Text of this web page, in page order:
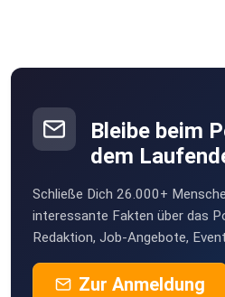
Bleibe beim
dem
Schließe Dich 26.000+
interessante Fakten über das
Redaktion, Job-Angebote,
Zur Anmeldung